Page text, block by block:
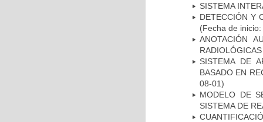
SISTEMA
DETECCIÓN Y
(Fecha de
ANOTACIÓN
SISTEMA DE
BASADO EN
08-01)
MODELO DE
SISTEMA DE